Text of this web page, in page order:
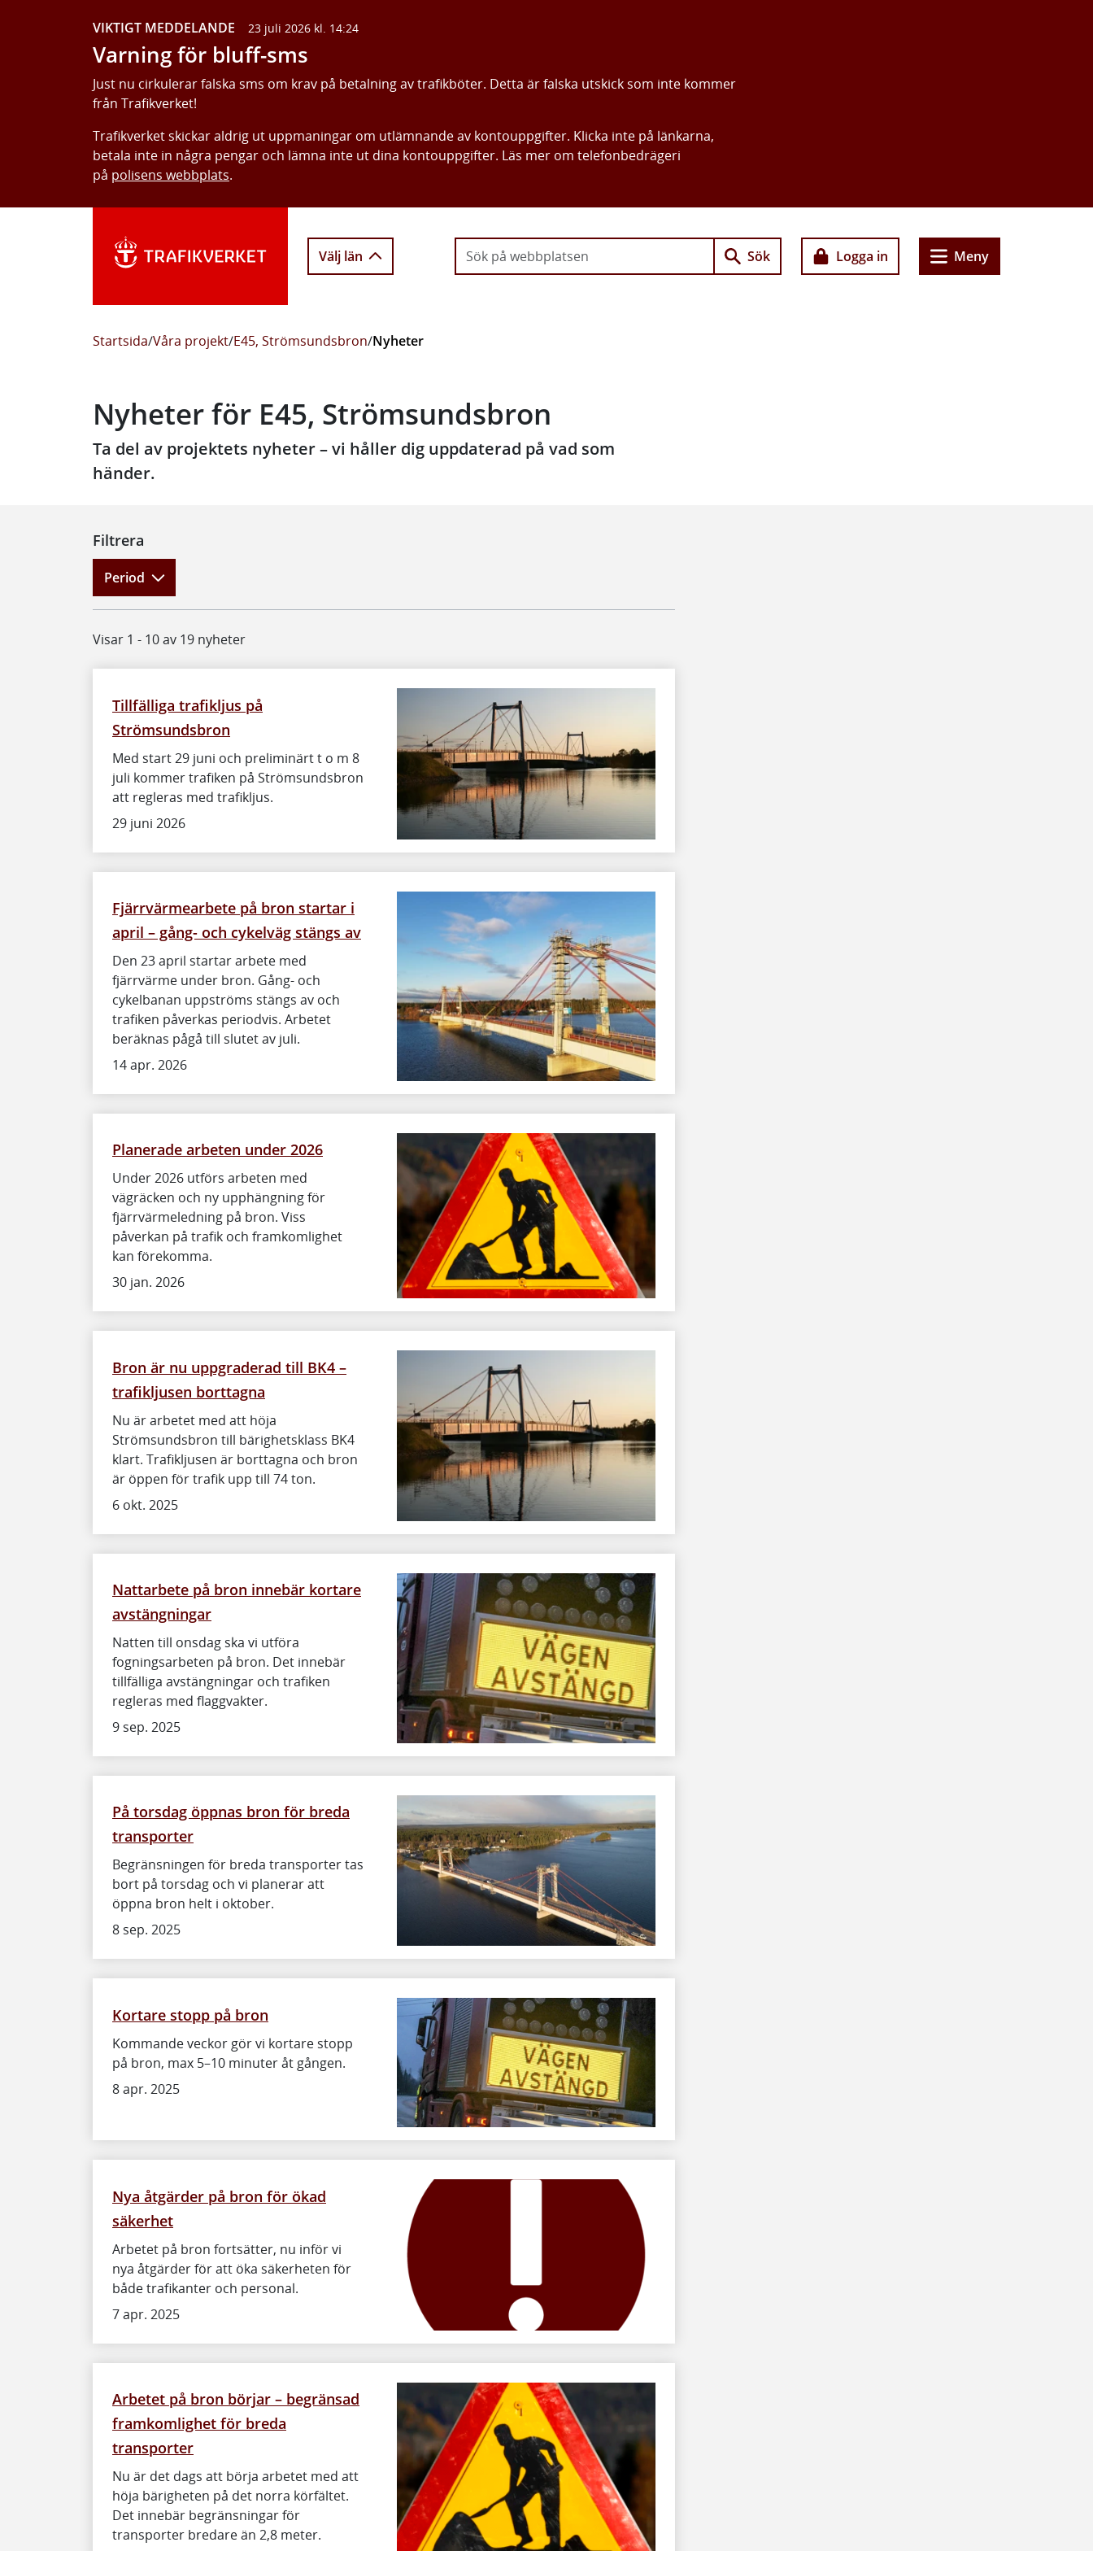
VIKTIGT MEDDELANDE 23 juli 2026 kl. 14:24
Varning för bluff-sms
Just nu cirkulerar falska sms om krav på betalning av trafikböter. Detta är falska utskick som inte kommer
från Trafikverket!
Trafikverket skickar aldrig ut uppmaningar om utlämnande av kontouppgifter. Klicka inte på länkarna,
betala inte in några pengar och lämna inte ut dina kontouppgifter. Läs mer om telefonbedrägeri
på polisens webbplats.
Välj län Sök Logga in Meny
Startsida/Våra projekt/E45, Strömsundsbron/Nyheter
Nyheter för E45, Strömsundsbron
Ta del av projektets nyheter – vi håller dig uppdaterad på vad som
händer.
Filtrera
Period
Visar 1 - 10 av 19 nyheter
Tillfälliga trafikljus på
Strömsundsbron
Med start 29 juni och preliminärt t o m 8
juli kommer trafiken på Strömsundsbron
att regleras med trafikljus.
29 juni 2026
Fjärrvärmearbete på bron startar i
april – gång- och cykelväg stängs av
Den 23 april startar arbete med
fjärrvärme under bron. Gång- och
cykelbanan uppströms stängs av och
trafiken påverkas periodvis. Arbetet
beräknas pågå till slutet av juli.
14 apr. 2026
Planerade arbeten under 2026
Under 2026 utförs arbeten med
vägräcken och ny upphängning för
fjärrvärmeledning på bron. Viss
påverkan på trafik och framkomlighet
kan förekomma.
30 jan. 2026
Bron är nu uppgraderad till BK4 –
trafikljusen borttagna
Nu är arbetet med att höja
Strömsundsbron till bärighetsklass BK4
klart. Trafikljusen är borttagna och bron
är öppen för trafik upp till 74 ton.
6 okt. 2025
Nattarbete på bron innebär kortare
avstängningar
Natten till onsdag ska vi utföra
fogningsarbeten på bron. Det innebär
tillfälliga avstängningar och trafiken
regleras med flaggvakter.
9 sep. 2025
På torsdag öppnas bron för breda
transporter
Begränsningen för breda transporter tas
bort på torsdag och vi planerar att
öppna bron helt i oktober.
8 sep. 2025
Kortare stopp på bron
Kommande veckor gör vi kortare stopp
på bron, max 5–10 minuter åt gången.
8 apr. 2025
Nya åtgärder på bron för ökad
säkerhet
Arbetet på bron fortsätter, nu inför vi
nya åtgärder för att öka säkerheten för
både trafikanter och personal.
7 apr. 2025
Arbetet på bron börjar – begränsad
framkomlighet för breda
transporter
Nu är det dags att börja arbetet med att
höja bärigheten på det norra körfältet.
Det innebär begränsningar för
transporter bredare än 2,8 meter.